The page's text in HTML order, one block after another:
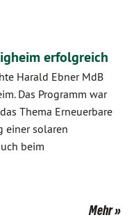
erfolgreich
Harald Ebner MdB
Das Programm war
Thema Erneuerbare
einer solaren
beim
Mehr